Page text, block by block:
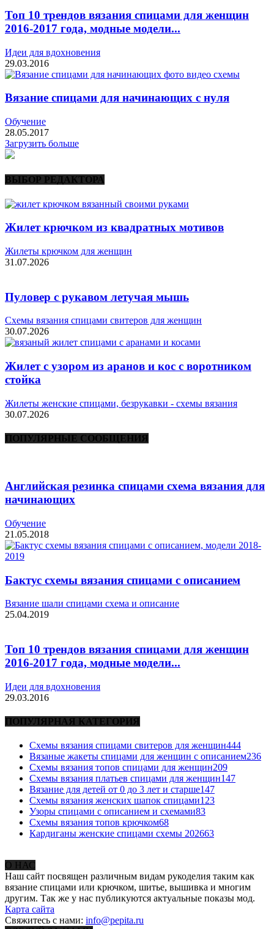
Топ 10 трендов вязания спицами для женщин
2016-2017 года, модные модели...
Идеи для вдохновения
29.03.2016
Вязание спицами для начинающих с нуля
Обучение
28.05.2017
Загрузить больше
ВЫБОР РЕДАКТОРА
Жилет крючком из квадратных мотивов
Жилеты крючком для женщин
31.07.2026
Пуловер с рукавом летучая мышь
Схемы вязания спицами свитеров для женщин
30.07.2026
Жилет с узором из аранов и кос с воротником
стойка
Жилеты женские спицами, безрукавки - схемы вязания
30.07.2026
ПОПУЛЯРНЫЕ СООБЩЕНИЯ
Английская резинка спицами схема вязания для
начинающих
Обучение
21.05.2018
Бактус схемы вязания спицами с описанием
Вязание шали спицами схема и описание
25.04.2019
Топ 10 трендов вязания спицами для женщин
2016-2017 года, модные модели...
Идеи для вдохновения
29.03.2016
ПОПУЛЯРНАЯ КАТЕГОРИЯ
Схемы вязания спицами свитеров для женщин444
Вязаные жакеты спицами для женщин с описанием236
Схемы вязания топов спицами для женщин209
Схемы вязания платьев спицами для женщин147
Вязание для детей от 0 до 3 лет и старше147
Схемы вязания женских шапок спицами123
Узоры спицами с описанием и схемами83
Схемы вязания топов крючком68
Кардиганы женские спицами схемы 202663
О НАС
Наш сайт посвящен различным видам рукоделия таким как
вязание спицами или крючком, шитье, вышивка и многим
другим. Так же у нас публикуются актуальные показы мод.
Карта сайта
Свяжитесь с нами: info@pepita.ru